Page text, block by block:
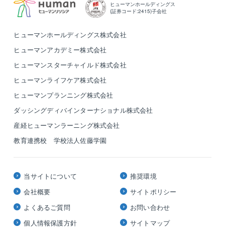
ヒューマンホールディングス
(証券コード:2415)子会社
ヒューマンホールディングス株式会社
ヒューマンアカデミー株式会社
ヒューマンスターチャイルド株式会社
ヒューマンライフケア株式会社
ヒューマンプランニング株式会社
ダッシングディバインターナショナル株式会社
産経ヒューマンラーニング株式会社
教育連携校 学校法人佐藤学園
当サイトについて
会社概要
よくあるご質問
個人情報保護方針
推奨環境
サイトポリシー
お問い合わせ
サイトマップ